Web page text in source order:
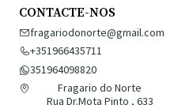
CONTACTE-NOS
fragariodonorte@gmail.com
+351966435711
351964098820
Fragario do Norte
Rua Dr.Mota Pinto , 633